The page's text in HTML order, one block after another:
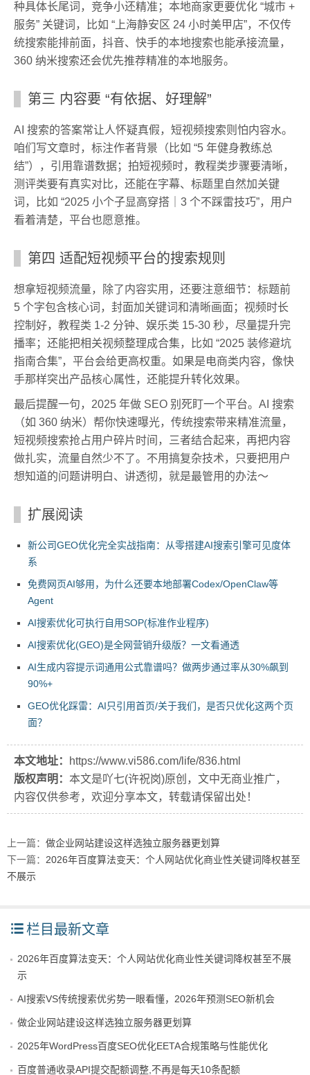
种具体长尾词，竞争小还精准；本地商家更要优化 “城市 +
服务” 关键词，比如 “上海静安区 24 小时美甲店”，不仅传
统搜索能排前面，抖音、快手的本地搜索也能承接流量，
360 纳米搜索还会优先推荐精准的本地服务。
第三 内容要 “有依据、好理解”
AI 搜索的答案常让人怀疑真假，短视频搜索则怕内容水。
咱们写文章时，标注作者背景（比如 “5 年健身教练总
结”），引用靠谱数据；拍短视频时，教程类步骤要清晰，
测评类要有真实对比，还能在字幕、标题里自然加关键
词，比如 “2025 小个子显高穿搭｜3 个不踩雷技巧”，用户
看着清楚，平台也愿意推。
第四 适配短视频平台的搜索规则
想拿短视频流量，除了内容实用，还要注意细节：标题前
5 个字包含核心词，封面加关键词和清晰画面；视频时长
控制好，教程类 1-2 分钟、娱乐类 15-30 秒，尽量提升完
播率；还能把相关视频整理成合集，比如 “2025 装修避坑
指南合集”，平台会给更高权重。如果是电商类内容，像快
手那样突出产品核心属性，还能提升转化效果。
最后提醒一句，2025 年做 SEO 别死盯一个平台。AI 搜索
（如 360 纳米）帮你快速曝光，传统搜索带来精准流量，
短视频搜索抢占用户碎片时间，三者结合起来，再把内容
做扎实，流量自然少不了。不用搞复杂技术，只要把用户
想知道的问题讲明白、讲透彻，就是最管用的办法～
扩展阅读
新公司GEO优化完全实战指南：从零搭建AI搜索引擎可见度体
系
免费网页AI够用，为什么还要本地部署Codex/OpenClaw等
Agent
AI搜索优化可执行自用SOP(标准作业程序)
AI搜索优化(GEO)是全网营销升级版？一文看通透
AI生成内容提示词通用公式靠谱吗？做两步通过率从30%飙到
90%+
GEO优化踩雷：AI只引用首页/关于我们，是否只优化这两个页
面？
本文地址：
https://www.vi586.com/life/836.html
版权声明： 本文是吖七(许祝岗)原创，文中无商业推广，
内容仅供参考，欢迎分享本文，转载请保留出处！
上一篇： 做企业网站建设这样选独立服务器更划算
下一篇： 2026年百度算法变天：个人网站优化商业性关键词降权甚至
不展示
栏目最新文章
2026年百度算法变天：个人网站优化商业性关键词降权甚至不展
示
AI搜索VS传统搜索优劣势一眼看懂，2026年预测SEO新机会
做企业网站建设这样选独立服务器更划算
2025年WordPress百度SEO优化EETA合规策略与性能优化
百度普通收录API提交配额调整,不再是每天10条配额